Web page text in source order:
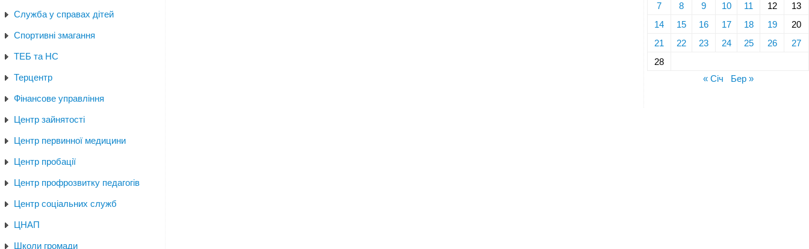
Служба у справах дітей
Спортивні змагання
ТЕБ та НС
Терцентр
Фінансове управління
Центр зайнятості
Центр первинної медицини
Центр пробації
Центр профрозвитку педагогів
Центр соціальних служб
ЦНАП
Школи громади
7
8 9 10 11 12
13
14
15 16 17 18 19
20
21
22 23 24 25 26
27
28
« Січ
Бер »